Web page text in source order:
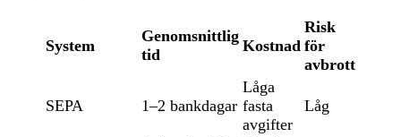
System
Genomsnittlig
tid
Kostnad
Risk
för
avbrott
SEPA 1–2 bankdagar
Låga
fasta
avgifter
Låg